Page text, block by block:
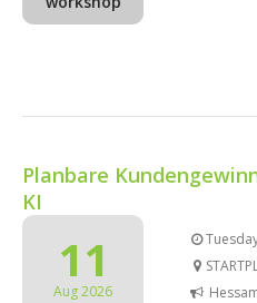
Planbare
KI
11
Aug 2026